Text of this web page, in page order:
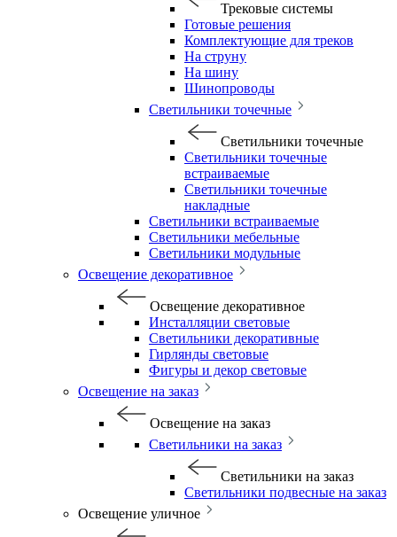
Трековые системы
Готовые решения
Комплектующие для треков
На струну
На шину
Шинопроводы
Светильники точечные
Светильники точечные
Светильники точечные
встраиваемые
Светильники точечные
накладные
Светильники встраиваемые
Светильники мебельные
Светильники модульные
Освещение декоративное
Освещение декоративное
Инсталляции световые
Светильники декоративные
Гирлянды световые
Фигуры и декор световые
Освещение на заказ
Освещение на заказ
Светильники на заказ
Светильники на заказ
Светильники подвесные на заказ
Освещение уличное